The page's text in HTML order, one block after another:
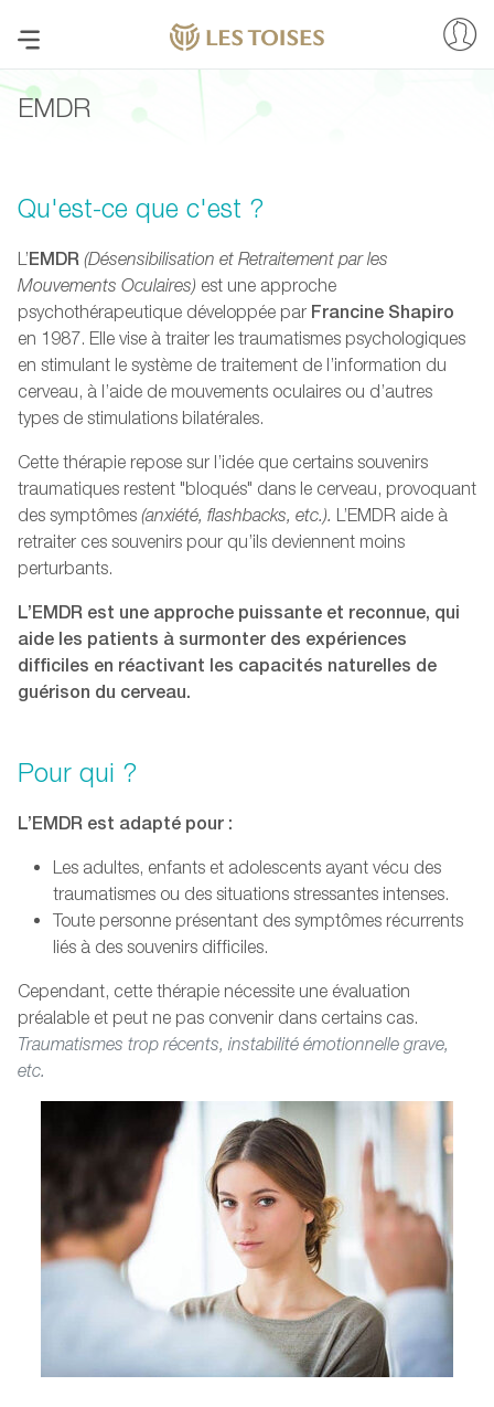
EMDR
Qu'est-ce que c'est ?
L’EMDR (Désensibilisation et Retraitement par les
Mouvements Oculaires) est une approche
psychothérapeutique développée par Francine Shapiro
en 1987. Elle vise à traiter les traumatismes psychologiques
en stimulant le système de traitement de l’information du
cerveau, à l’aide de mouvements oculaires ou d’autres
types de stimulations bilatérales.
Cette thérapie repose sur l’idée que certains souvenirs
traumatiques restent "bloqués" dans le cerveau, provoquant
des symptômes (anxiété, flashbacks, etc.). L’EMDR aide à
retraiter ces souvenirs pour qu’ils deviennent moins
perturbants.
L’EMDR est une approche puissante et reconnue, qui
aide les patients à surmonter des expériences
difficiles en réactivant les capacités naturelles de
guérison du cerveau.
Pour qui ?
L’EMDR est adapté pour :
Les adultes, enfants et adolescents ayant vécu des
traumatismes ou des situations stressantes intenses.
Toute personne présentant des symptômes récurrents
liés à des souvenirs difficiles.
Cependant, cette thérapie nécessite une évaluation
préalable et peut ne pas convenir dans certains cas.
Traumatismes trop récents, instabilité émotionnelle grave,
etc.